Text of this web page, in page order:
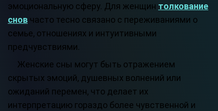
эмоциональную сферу. Для женщин толкование
снов часто тесно связано с переживаниями о
семье, отношениях и интуитивными
предчувствиями.
Женские сны могут быть отражением
скрытых эмоций, душевных волнений или
ожиданий перемен, что делает их
интерпретацию гораздо более чувственной и